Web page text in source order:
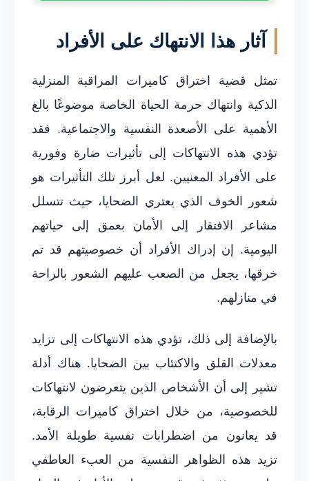
آثار هذا الانتهاك على الأفراد
تمثل قضية اختراق كاميرات المراقبة المنزلية
الذكية وانتهاك حرمة الحياة الخاصة موضوعًا بالغ
الأهمية على الأصعدة النفسية والاجتماعية. فقد
تؤدي هذه الانتهاكات إلى تأثيرات ضارة وفورية
على الأفراد المعنيين. لعل أبرز تلك التأثيرات هو
شعور الخوف الذي يعتري الضحايا، حيث تتسلل
مشاعر الافتقار إلى الأمان بعمق إلى حياتهم
اليومية. إن إدراك الأفراد أن خصوصيتهم قد تم
خرقها، يجعل من الصعب عليهم الشعور بالراحة
في منازلهم.
بالإضافة إلى ذلك، تؤدي هذه الانتهاكات إلى تزايد
معدلات القلق والاكتئاب بين الضحايا. هناك أدلة
تشير إلى أن الأشخاص الذين يتعرضون لانتهاكات
للخصوصية، من خلال اختراق كاميرات الرقابة،
قد يعانون من اضطرابات نفسية طويلة الأمد.
تزيد هذه الظواهر النفسية من العبء العاطفي